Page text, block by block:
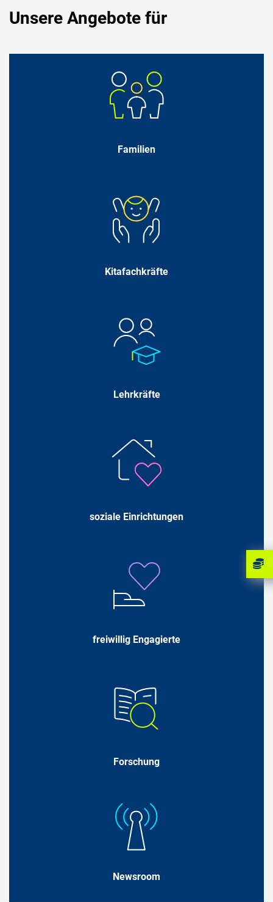
Unsere Angebote für
Familien
Kitafachkräfte
Lehrkräfte
soziale Einrichtungen
freiwillig Engagierte
Forschung
Newsroom